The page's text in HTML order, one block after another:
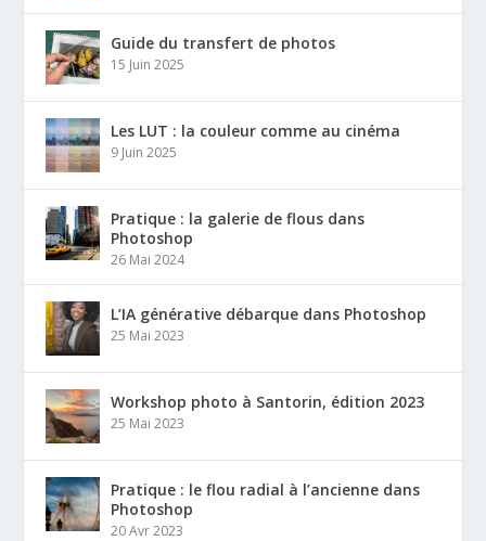
Guide du transfert de photos
15 Juin 2025
Les LUT : la couleur comme au cinéma
9 Juin 2025
Pratique : la galerie de flous dans
Photoshop
26 Mai 2024
L’IA générative débarque dans Photoshop
25 Mai 2023
Workshop photo à Santorin, édition 2023
25 Mai 2023
Pratique : le flou radial à l’ancienne dans
Photoshop
20 Avr 2023